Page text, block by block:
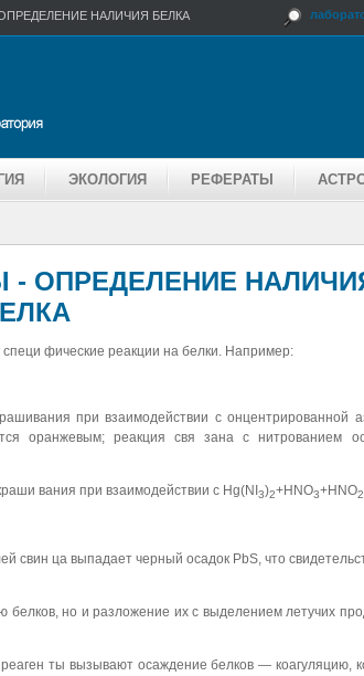
НАЛИЧИЯ БЕЛКА
ЭКОЛОГИЯ РЕФЕРАТЫ
- ОПРЕДЕЛЕНИЕ
фические реакции на белки. Например:
при взаимодействии с онцентрированной
оранжевым; реакция свя зана с нитрованием
вания при взаимодействии с Hg(NI 3)2+HNО3+HNO2
свин ца выпадает черный осадок PbS, что
но и разложение их с выделением летучих
ты вызывают осаждение белков — коагуляцию,